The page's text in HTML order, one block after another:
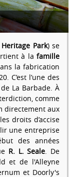
Heritage Park) se
à lafamille
la fabrication
C’est l’une des
La Barbade. À
comme
directement aux
droits d’accise
une entreprise
des années
R. L. Seale. De
et de l'Alleyne
et Doorly's